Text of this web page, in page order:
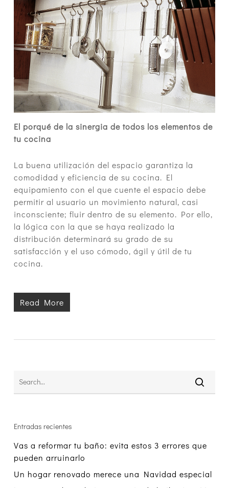
El porqué de la sinergia de todos los elementos de
tu cocina
La buena utilización del espacio garantiza la
comodidad y eficiencia de su cocina. El
equipamiento con el que cuente el espacio debe
permitir al usuario un movimiento natural, casi
inconsciente; fluir dentro de su elemento. Por ello,
la lógica con la que se haya realizado la
distribución determinará su grado de su
satisfacción y el uso cómodo, ágil y útil de tu
cocina.
Read More
Entradas recientes
Vas a reformar tu baño: evita estos 3 errores que
pueden arruinarlo
Un hogar renovado merece una Navidad especial